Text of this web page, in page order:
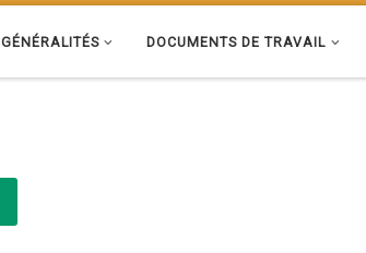
GÉNÉRALITÉS DOCUMENTS DE TRAVAIL